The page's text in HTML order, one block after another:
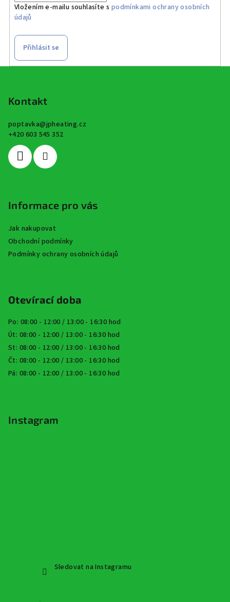
Vložením e-mailu souhlasíte s podmínkami ochrany osobních
údajů
Přihlásit se
Kontakt
poptavka@jpheating.cz
+420 603 545 352
Informace pro vás
Jak nakupovat
Obchodní podmínky
Podmínky ochrany osobních údajů
Otevírací doba
Po: 08:00 - 12:00 / 13:00 - 16:30 hod
Út: 08:00 - 12:00 / 13:00 - 16:30 hod
St: 08:00 - 12:00 / 13:00 - 16:30 hod
Čt: 08:00 - 12:00 / 13:00 - 16:30 hod
Pá: 08:00 - 12:00 / 13:00 - 16:30 hod
Instagram
Sledovat na Instagramu